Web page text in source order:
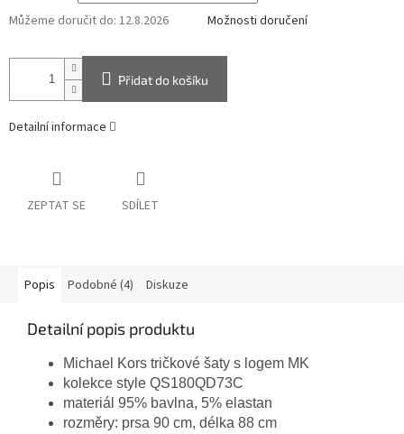
Můžeme doručit do: 12.8.2026 Možnosti doručení
Přidat do košíku
Detailní informace
ZEPTAT SE SDÍLET
Popis Podobné (4) Diskuze
Detailní popis produktu
Michael Kors tričkové šaty s logem MK
kolekce style QS180QD73C
materiál 95% bavlna, 5% elastan
rozměry: prsa 90 cm, délka 88 cm